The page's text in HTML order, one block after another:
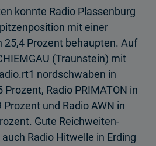
konnte Radio Plassenburg
mit einer
25,4 Prozent behaupten. Auf
(Traunstein) mit
nordschwaben in
Radio PRIMATON in
und Radio AWN in
Gute Reichweiten­
Radio Hitwelle in Erding